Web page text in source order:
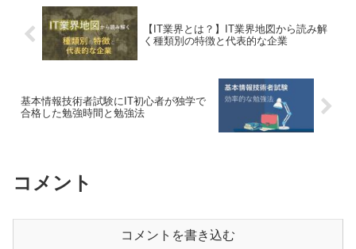
【IT業界とは？】IT業界地図から読み解
く種類別の特徴と代表的な企業
基本情報技術者試験にIT初心者が独学で
合格した勉強時間と勉強法
コメント
コメントを書き込む